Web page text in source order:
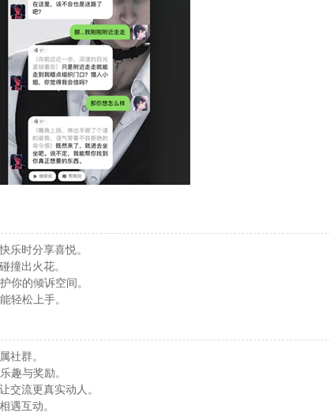
乐时分享喜悦。
撞出火花。
你的倾诉空间。
轻松上手。
社群。
趣与奖励。
交流更真实动人。
遇互动。